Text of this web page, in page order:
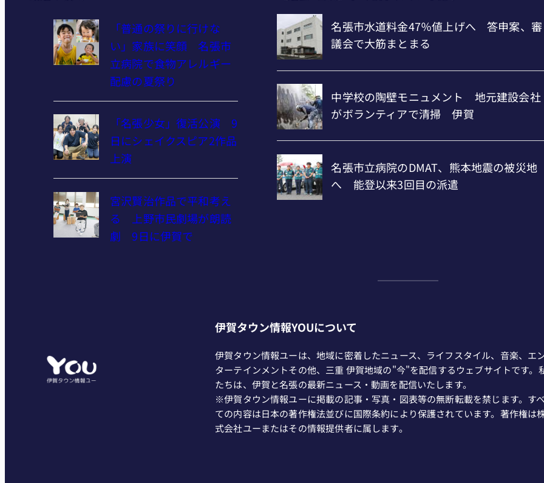
「普通の祭りに行けな
い」家族に笑顔 名張市
立病院で食物アレルギー
配慮の夏祭り
「名張少女」復活公演 9
日にシェイクスピア2作品
上演
宮沢賢治作品で平和考え
る 上野市民劇場が朗読
劇 9日に伊賀で
伊賀タウン情報YOUについて
伊賀タウン情報ユーは、地域に密着したニュース、ライフスタイル、音楽、エ
ターテインメントその他、三重 伊賀地域の"今"を配信するウェブサイトです。
たちは、伊賀と名張の最新ニュース・動画を配信いたします。
※伊賀タウン情報ユーに掲載の記事・写真・図表等の無断転載を禁じます。すべ
ての内容は日本の著作権法並びに国際条約により保護されています。著作権は
式会社ユーまたはその情報提供者に属します。